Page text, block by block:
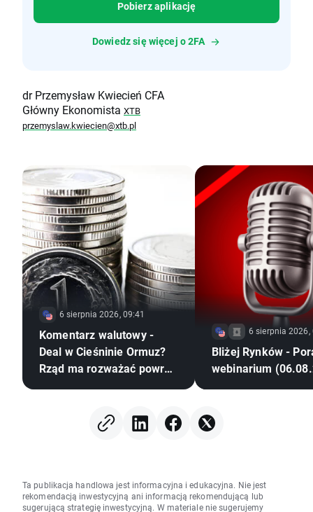
Pobierz aplikację
Dowiedz się więcej o 2FA
dr Przemysław Kwiecień CFA
Główny Ekonomista XTB
przemyslaw.kwiecien@xtb.pl
6 sierpnia 2026, 09:41
Komentarz walutowy -
Deal w Cieśninie Ormuz?
Rząd ma rozważać powrót
6 sierpnia 2026,
Bliżej Rynków -
webinarium
Ta publikacja handlowa jest informacyjna i edukacyjna. Nie jest
rekomendacją inwestycyjną ani informacją rekomendującą lub
sugerującą strategię inwestycyjną. W materiale nie sugerujemy